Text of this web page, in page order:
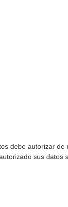
debe autorizar
autorizado sus